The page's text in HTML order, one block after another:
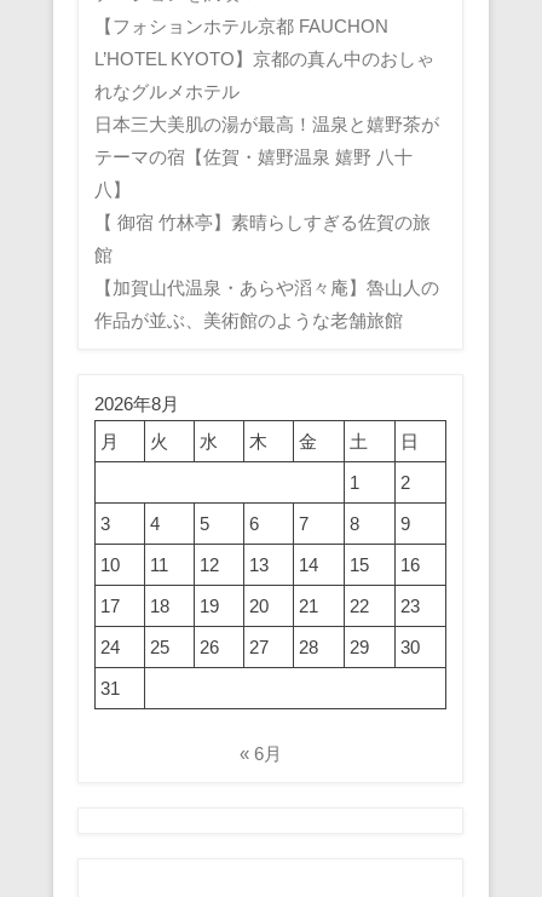
【フォションホテル京都 FAUCHON
L’HOTEL KYOTO】京都の真ん中のおしゃ
れなグルメホテル
日本三大美肌の湯が最高！温泉と嬉野茶が
テーマの宿【佐賀・嬉野温泉 嬉野 八十
八】
【 御宿 竹林亭】素晴らしすぎる佐賀の旅
館
【加賀山代温泉・あらや滔々庵】魯山人の
作品が並ぶ、美術館のような老舗旅館
2026年8月
月
火 水 木 金 土
日
1
2
3
4 5 6 7 8
9
10
11 12 13 14 15
16
17
18 19 20 21 22
23
24
25 26 27 28 29
30
31
« 6月